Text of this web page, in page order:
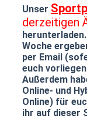
Unser
derzeitigen
Woche
per Email
euch
Außerdem
Online- und
Online) für
ihr auf dieser